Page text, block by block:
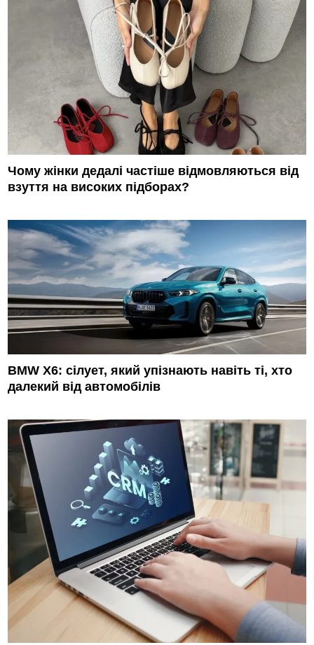
Чому жінки дедалі частіше відмовляються від
взуття на високих підборах?
BMW X6: сілует, який упізнають навіть ті, хто
далекий від автомобілів